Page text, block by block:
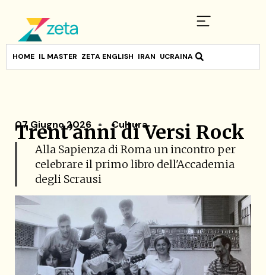
HOME IL MASTER ZETA ENGLISH IRAN UCRAINA
07 Giugno 2026 Cultura
Trent’anni di Versi Rock
Alla Sapienza di Roma un incontro per
celebrare il primo libro dell'Accademia
degli Scrausi